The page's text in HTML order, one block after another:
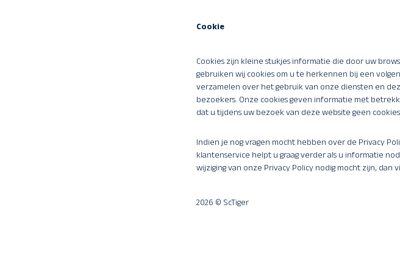
Cookie
Cookies zijn kleine stukjes informatie die door uw
gebruiken wij cookies om u te herkennen bij een
verzamelen over het gebruik van onze diensten en
bezoekers. Onze cookies geven informatie met
dat u tijdens uw bezoek van deze website geen
Indien je nog vragen mocht hebben over de Privacy
klantenservice helpt u graag verder als u informatie
wijziging van onze Privacy Policy nodig mocht zijn,
2026 © ScTiger